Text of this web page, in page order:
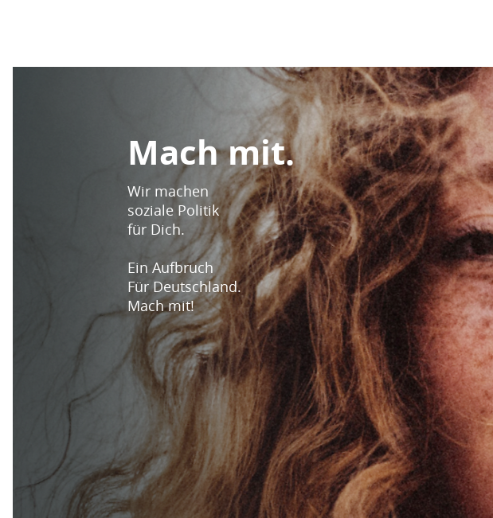
Mach mit.
Wir machen
soziale Politik
für Dich.
Ein Aufbruch
Für Deutschland.
Mach mit!